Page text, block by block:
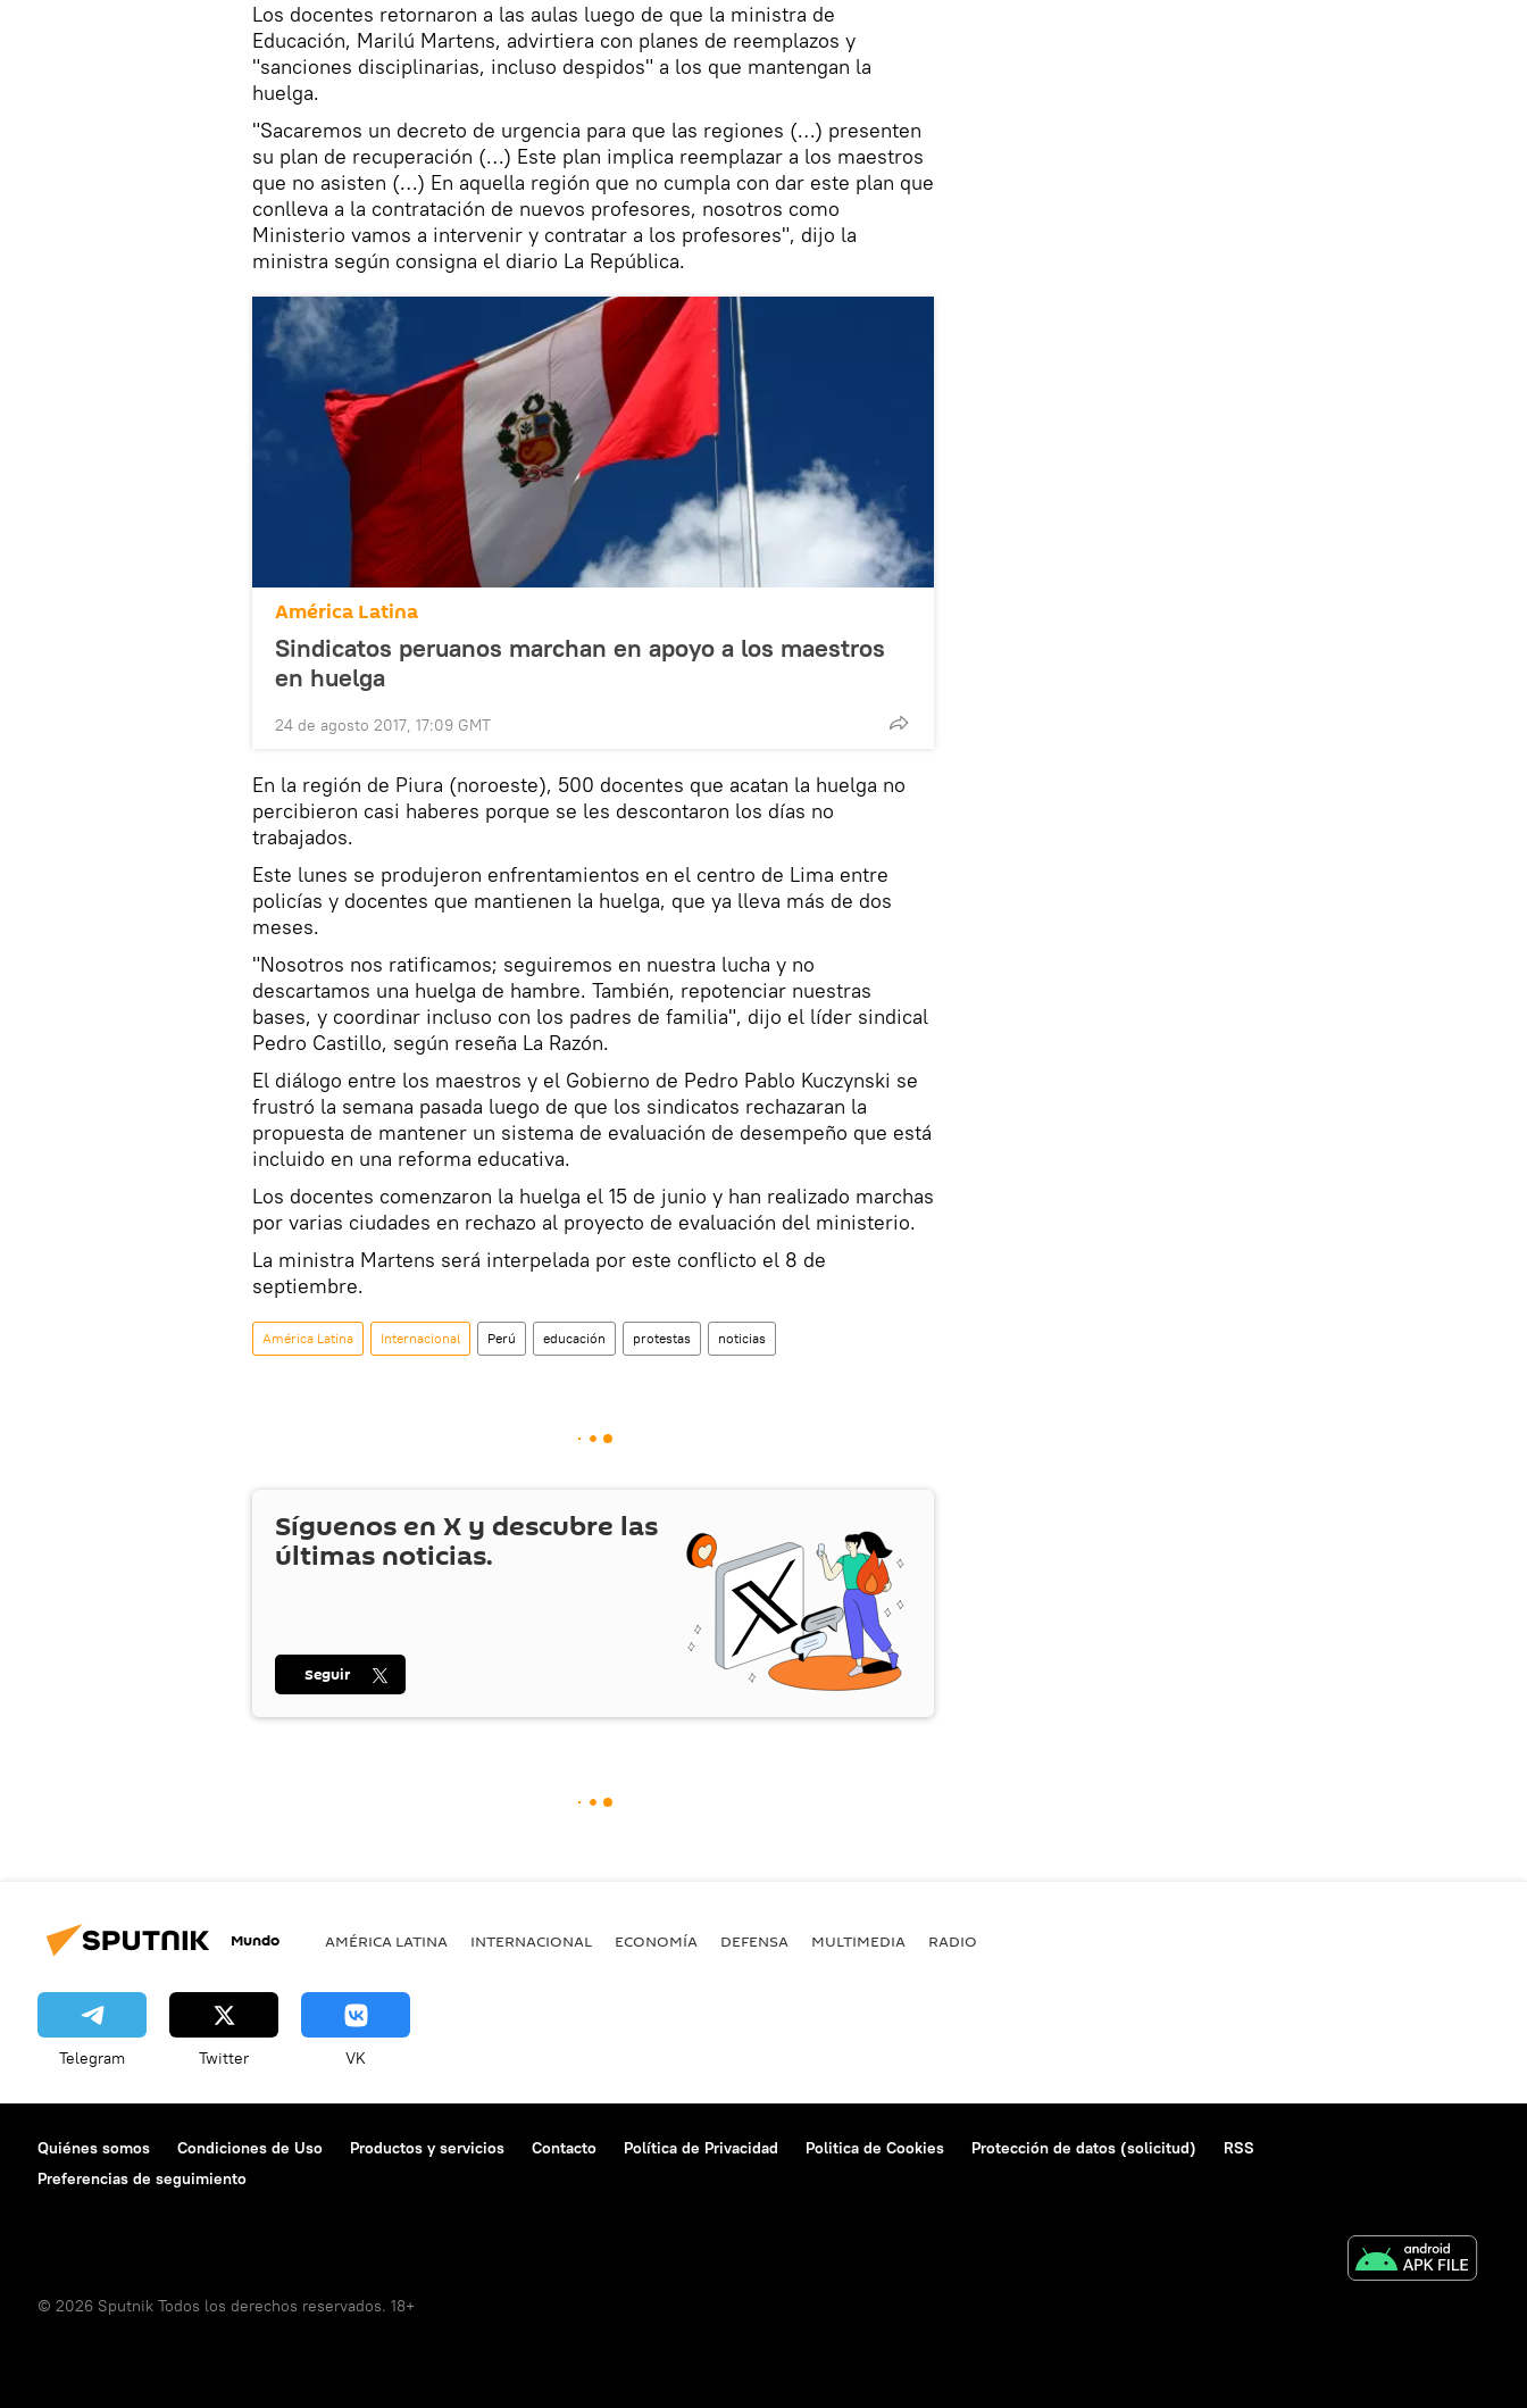
Los docentes retornaron a las aulas luego de que la ministra de
Educación, Marilú Martens, advirtiera con planes de reemplazos y
"sanciones disciplinarias, incluso despidos" a los que mantengan la
huelga.
"Sacaremos un decreto de urgencia para que las regiones (…) presenten
su plan de recuperación (…) Este plan implica reemplazar a los maestros
que no asisten (…) En aquella región que no cumpla con dar este plan que
conlleva a la contratación de nuevos profesores, nosotros como
Ministerio vamos a intervenir y contratar a los profesores", dijo la
ministra según consigna el diario La República.
América Latina
Sindicatos peruanos marchan en apoyo a los maestros
en huelga
24 de agosto 2017, 17:09 GMT
En la región de Piura (noroeste), 500 docentes que acatan la huelga no
percibieron casi haberes porque se les descontaron los días no
trabajados.
Este lunes se produjeron enfrentamientos en el centro de Lima entre
policías y docentes que mantienen la huelga, que ya lleva más de dos
meses.
"Nosotros nos ratificamos; seguiremos en nuestra lucha y no
descartamos una huelga de hambre. También, repotenciar nuestras
bases, y coordinar incluso con los padres de familia", dijo el líder sindical
Pedro Castillo, según reseña La Razón.
El diálogo entre los maestros y el Gobierno de Pedro Pablo Kuczynski se
frustró la semana pasada luego de que los sindicatos rechazaran la
propuesta de mantener un sistema de evaluación de desempeño que está
incluido en una reforma educativa.
Los docentes comenzaron la huelga el 15 de junio y han realizado marchas
por varias ciudades en rechazo al proyecto de evaluación del ministerio.
La ministra Martens será interpelada por este conflicto el 8 de
septiembre.
América Latina Internacional Perú educación protestas noticias
Síguenos en X y descubre las
últimas noticias.
Seguir
Mundo AMÉRICA LATINA INTERNACIONAL ECONOMÍA DEFENSA MULTIMEDIA RADIO
Telegram Twitter VK
Quiénes somos Condiciones de Uso Productos y servicios Contacto Política de Privacidad Politica de Cookies Protección de datos (solicitud)
RSS
Preferencias de seguimiento
© 2026 Sputnik Todos los derechos reservados. 18+